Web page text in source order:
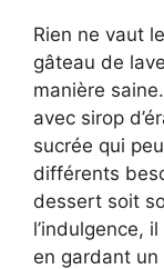
Rien ne vaut
gâteau de
manière
avec sirop
sucrée qui
différents
dessert soit
l’indulgence,
en gardant